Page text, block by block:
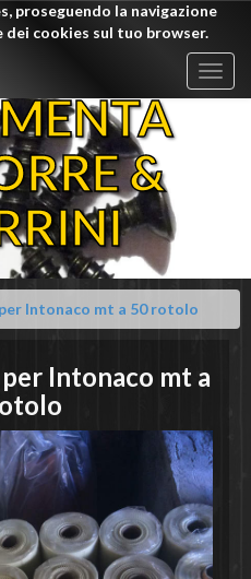
proseguendo la navigazione
cookies sul tuo browser.
&
Intonaco mt a 50 rotolo
Intonaco mt a